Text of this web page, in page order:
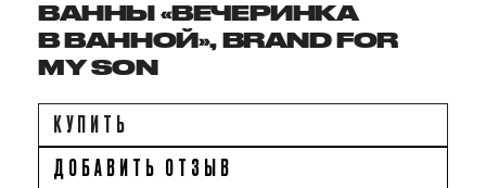
ВАННЫ «ВЕЧЕРИНКА
В ВАННОЙ», BRAND FOR
MY SON
КУПИТЬ
ДОБАВИТЬ ОТЗЫВ